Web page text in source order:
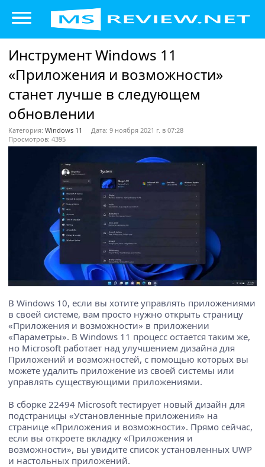
Инструмент Windows 11
«Приложения и возможности»
станет лучше в следующем
обновлении
Категория: Windows 11
Дата: 9 ноября 2021 г. в 07:28
Просмотров: 4395
В Windows 10, если вы хотите управлять приложениями
в своей системе, вам просто нужно открыть страницу
«Приложения и возможности» в приложении
«Параметры». В Windows 11 процесс остается таким же,
но Microsoft работает над улучшением дизайна для
Приложений и возможностей, с помощью которых вы
можете удалить приложение из своей системы или
управлять существующими приложениями.
В сборке 22494 Microsoft тестирует новый дизайн для
подстраницы «Установленные приложения» на
странице «Приложения и возможности». Прямо сейчас,
если вы откроете вкладку «Приложения и
возможности», вы увидите список установленных UWP
и настольных приложений.